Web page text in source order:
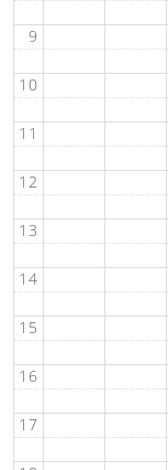
9
10
11
12
13
14
15
16
17